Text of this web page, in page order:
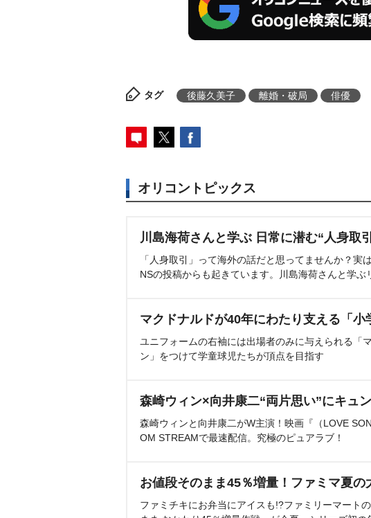
タグ 後藤久美子 離婚・破局 俳優
オリコントピックス
川島海荷さんと学ぶ 日常に潜む“人身取
「人身取引」って海外の話だと思ってませんか？実
NSの投稿からも起きています。川島海荷さんと学ぶ
マクドナルドが40年にわたり支える「小
ユニフォームの右袖には出場者のみに与えられる「
ン」をつけて学童球児たちが頂点を目指す
森崎ウィン×向井康二“両片思い”にキュ
森崎ウィンと向井康二がW主演！映画『（LOVE
OM STREAMで最速配信。究極のピュアラブ！
お値段そのまま45％増量！ファミマ夏の
ファミチキにお弁当にアイスも!?ファミリーマート